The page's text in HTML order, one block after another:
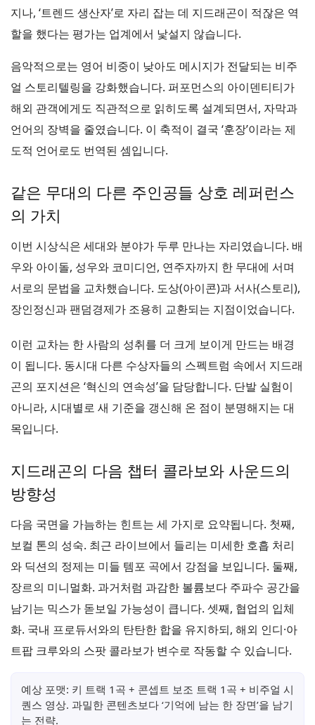
지나, ‘트렌드 생산자’로 자리 잡는 데 지드래곤이 적잖은 역
할을 했다는 평가는 업계에서 낯설지 않습니다.
음악적으로는 영어 비중이 낮아도 메시지가 전달되는 비주
얼 스토리텔링을 강화했습니다. 퍼포먼스의 아이덴티티가
해외 관객에게도 직관적으로 읽히도록 설계되면서, 자막과
언어의 장벽을 줄였습니다. 이 축적이 결국 ‘훈장’이라는 제
도적 언어로도 번역된 셈입니다.
같은 무대의 다른 주인공들 상호 레퍼런스
의 가치
이번 시상식은 세대와 분야가 두루 만나는 자리였습니다. 배
우와 아이돌, 성우와 코미디언, 연주자까지 한 무대에 서며
서로의 문법을 교차했습니다. 도상(아이콘)과 서사(스토리),
장인정신과 팬덤경제가 조용히 교환되는 지점이었습니다.
이런 교차는 한 사람의 성취를 더 크게 보이게 만드는 배경
이 됩니다. 동시대 다른 수상자들의 스펙트럼 속에서 지드래
곤의 포지션은 ‘혁신의 연속성’을 담당합니다. 단발 실험이
아니라, 시대별로 새 기준을 갱신해 온 점이 분명해지는 대
목입니다.
지드래곤의 다음 챕터 콜라보와 사운드의
방향성
다음 국면을 가늠하는 힌트는 세 가지로 요약됩니다. 첫째,
보컬 톤의 성숙. 최근 라이브에서 들리는 미세한 호흡 처리
와 딕션의 정제는 미들 템포 곡에서 강점을 보입니다. 둘째,
장르의 미니멀화. 과거처럼 과감한 볼륨보다 주파수 공간을
남기는 믹스가 돋보일 가능성이 큽니다. 셋째, 협업의 입체
화. 국내 프로듀서와의 탄탄한 합을 유지하되, 해외 인디·아
트팝 크루와의 스팟 콜라보가 변수로 작동할 수 있습니다.
예상 포맷: 키 트랙 1곡 + 콘셉트 보조 트랙 1곡 + 비주얼 시
퀀스 영상. 과밀한 콘텐츠보다 ‘기억에 남는 한 장면’을 남기
는 전략.